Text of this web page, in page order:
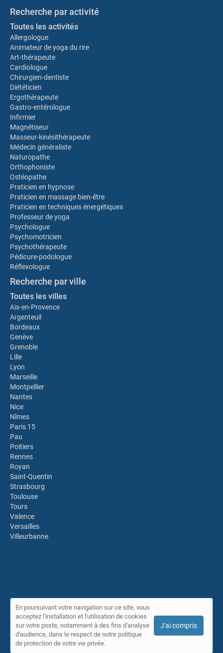
Recherche par activité
Toutes les activités
Allergologue
Animateur de yoga du rire
Art-thérapeute
Cardiologue
Chirurgien-dentiste
Diététicien
Ergothérapeute
Gastro-entérologue
Infirmier
Magnétiseur
Masseur-kinésithérapeute
Médecin généraliste
Naturopathe
Orthophoniste
Ostéopathe
Praticien en hypnose
Praticien en massage bien-être
Praticien en techniques énergétiques
Professeur de yoga
Psychologue
Psychomotricien
Psychothérapeute
Pédicure-podologue
Réflexologue
Recherche par ville
Toutes les villes
Aix-en-Provence
Argenteuil
Bordeaux
Genève
Grenoble
Lille
Lyon
Marseille
Montpellier
Nantes
Nice
Nîmes
Paris 15
Pau
Poitiers
Rennes
Royan
Saint-Quentin
Strasbourg
Toulouse
Tours
Valence
Versailles
Villeurbanne
© Annuaire IDPLS 2026 |Plan du site|Mon compte
Contact
Conditions générales d'utilisation|Mentions légales
Cet annuaire a été créé avec ❤ par
En poursuivant votre navigation sur ce site, vous
acceptez l'installation et l'utilisation de cookies
sur votre poste, notamment à des fins d'analyse
d'audience, dans le respect de notre politique
de protection de votre vie privée.
J'ai compris